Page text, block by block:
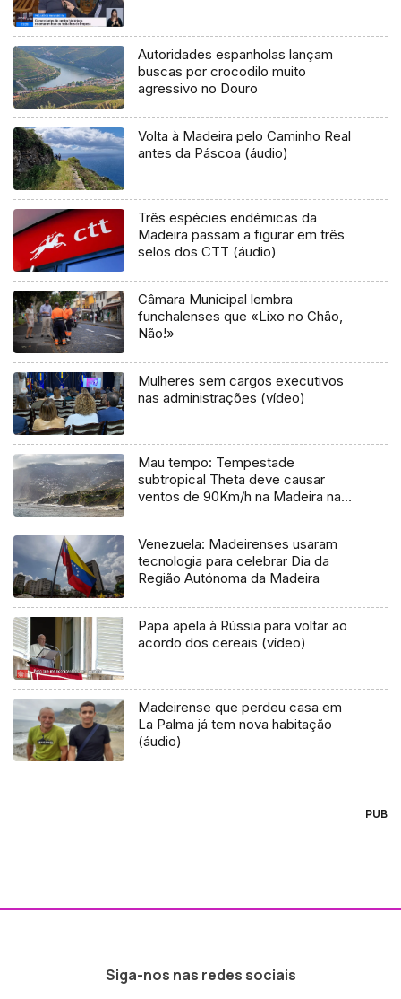
Autoridades espanholas lançam
buscas por crocodilo muito
agressivo no Douro
Volta à Madeira pelo Caminho Real
antes da Páscoa (áudio)
Três espécies endémicas da
Madeira passam a figurar em três
selos dos CTT (áudio)
Câmara Municipal lembra
funchalenses que «Lixo no Chão,
Não!»
Mulheres sem cargos executivos
nas administrações (vídeo)
Mau tempo: Tempestade
subtropical Theta deve causar
ventos de 90Km/h na Madeira na
Venezuela: Madeirenses usaram
tecnologia para celebrar Dia da
Região Autónoma da Madeira
Papa apela à Rússia para voltar ao
acordo dos cereais (vídeo)
Madeirense que perdeu casa em
La Palma já tem nova habitação
(áudio)
PUB
Siga-nos nas redes sociais